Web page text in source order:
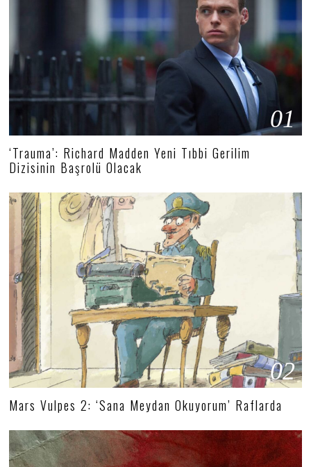
01
‘Trauma’: Richard Madden Yeni Tıbbi Gerilim
Dizisinin Başrolü Olacak
02
Mars Vulpes 2: ‘Sana Meydan Okuyorum’ Raflarda